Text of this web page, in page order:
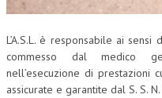
ARCHIVIO CORSI 2015
DIVENTA SOCIO
L’A.S.L. è responsabile ai
commesso dal medico
nell’esecuzione di prestazioni
assicurate e garantite dal S. S.